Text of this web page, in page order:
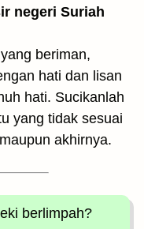
negeri Suriah
beriman,
hati dan lisan
hati. Sucikanlah
yang tidak sesuai
akhirnya.
berlimpah?